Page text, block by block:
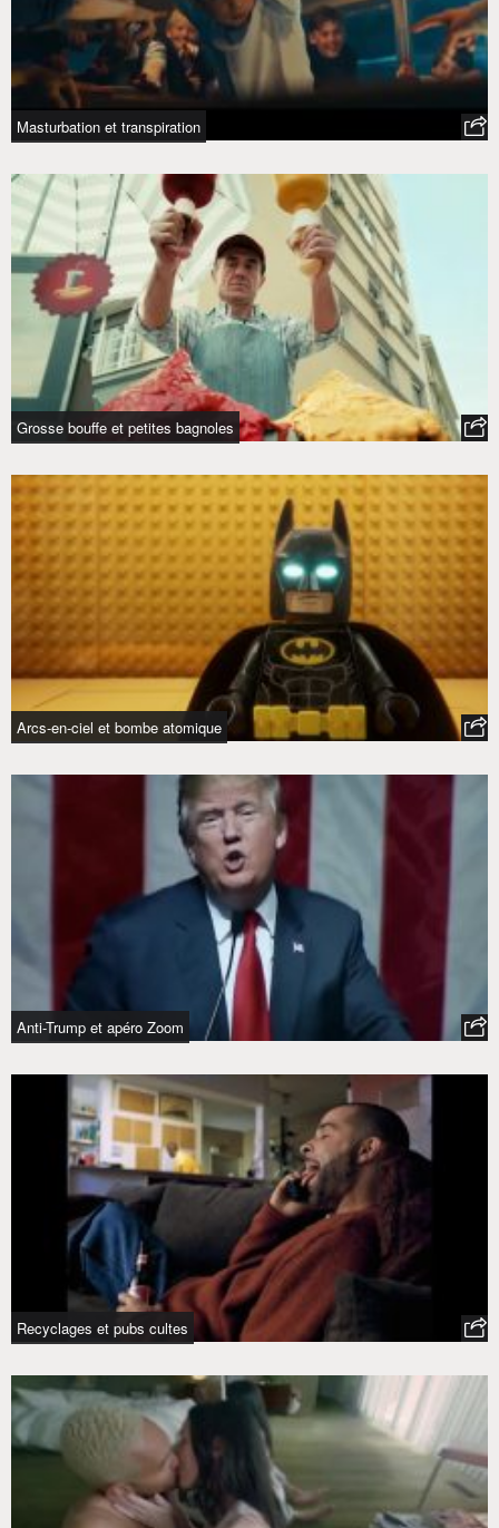
Masturbation et transpiration
Grosse bouffe et petites bagnoles
Arcs-en-ciel et bombe atomique
Anti-Trump et apéro Zoom
Recyclages et pubs cultes